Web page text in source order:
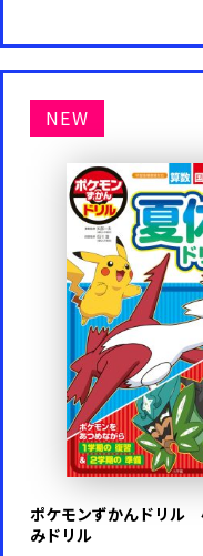
NEW
ポケモンずかんドリ
みドリル